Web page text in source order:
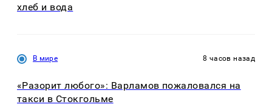
хлеб и вода
В мире 8 часов назад
«Разорит любого»: Варламов пожаловался на
такси в Стокгольме